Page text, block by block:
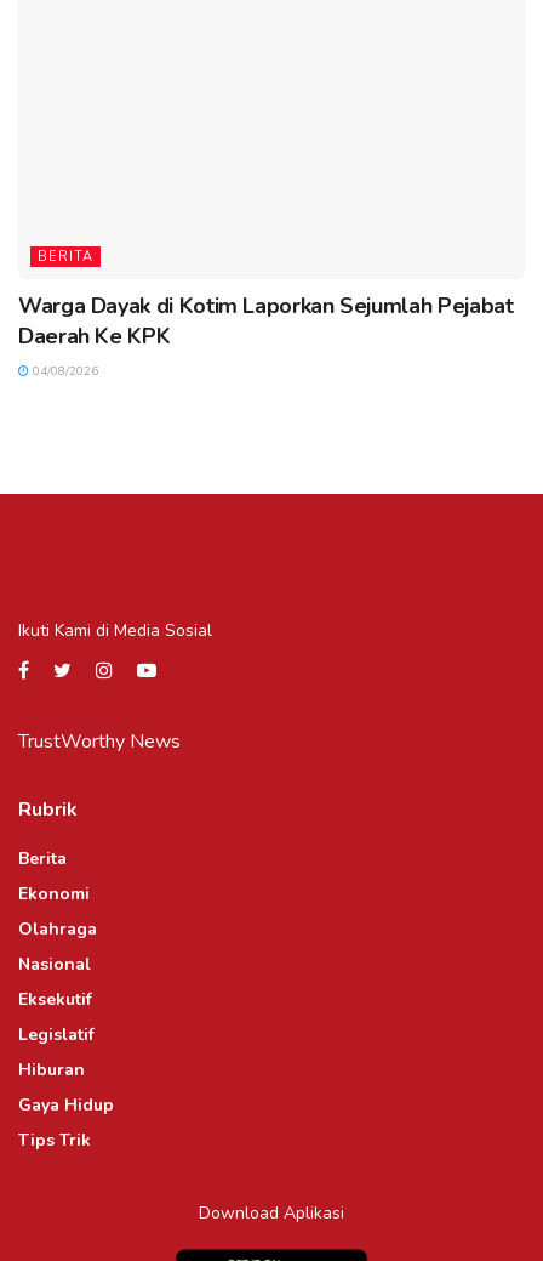
BERITA
Warga Dayak di Kotim Laporkan Sejumlah Pejabat
Daerah Ke KPK
04/08/2026
Ikuti Kami di Media Sosial
TrustWorthy News
Rubrik
Berita
Ekonomi
Olahraga
Nasional
Eksekutif
Legislatif
Hiburan
Gaya Hidup
Tips Trik
Download Aplikasi